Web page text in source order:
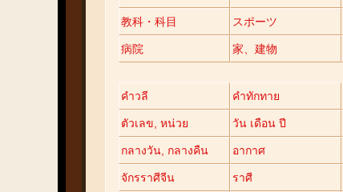
教科・科目 スポーツ
病院 家、建物
คำวลี คำทักทาย
ตัวเลข, หน่วย วัน เดือน ปี
กลางวัน, กลางคืน อากาศ
จักรราศีจีน ราศี